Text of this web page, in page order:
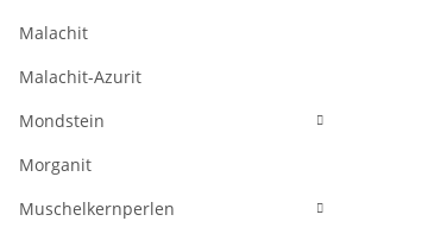
Malachit
Malachit-Azurit
Mondstein
Morganit
Muschelkernperlen